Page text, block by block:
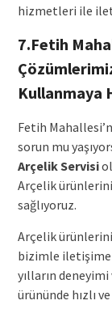
hizmetleri ile
7.Fetih
Kullanmaya
Fetih
sorun mu
Arçelik Servisi
Arçelik
sağlıyoruz.
Arçelik
bizimle
yılların
ürününde hızlı